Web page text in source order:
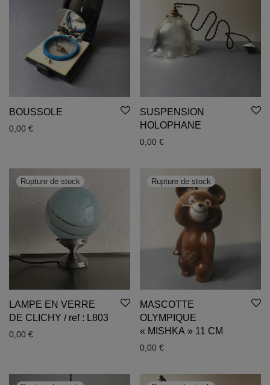
BOUSSOLE
0,00 €
SUSPENSION
HOLOPHANE
0,00 €
LAMPE EN VERRE
DE CLICHY / ref : L803
0,00 €
MASCOTTE
OLYMPIQUE
« MISHKA » 11 CM
0,00 €